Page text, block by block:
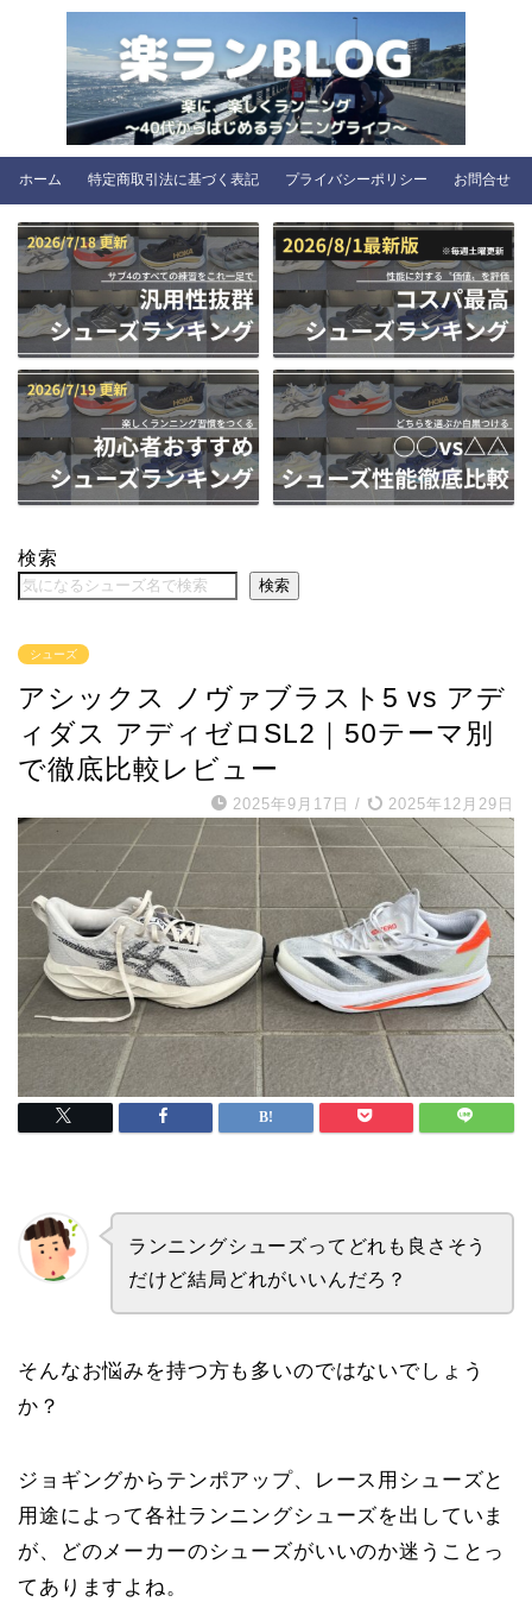
ホーム 特定商取引法に基づく表記 プライバシーポリシー お問合せ
検索
検索
シューズ
アシックス ノヴァブラスト5 vs アデ
ィダス アディゼロSL2｜50テーマ別
で徹底比較レビュー
2025年9月17日 / 2025年12月29日
ランニングシューズってどれも良さそう
だけど結局どれがいいんだろ？
そんなお悩みを持つ方も多いのではないでしょう
か？
ジョギングからテンポアップ、レース用シューズと
用途によって各社ランニングシューズを出していま
が、どのメーカーのシューズがいいのか迷うことっ
てありますよね。